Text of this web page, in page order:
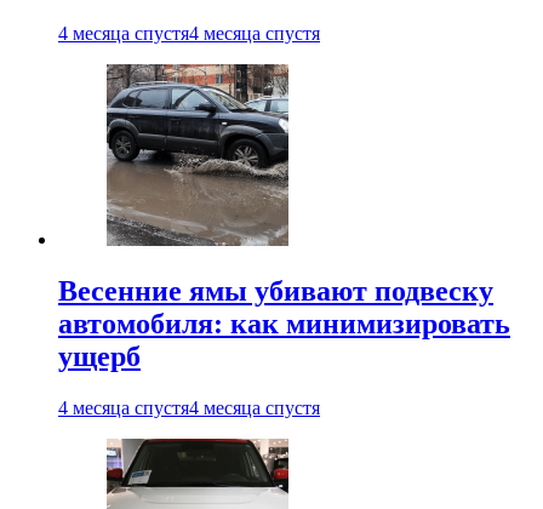
4 месяца спустя4 месяца спустя
Весенние ямы убивают подвеску
автомобиля: как минимизировать
ущерб
4 месяца спустя4 месяца спустя